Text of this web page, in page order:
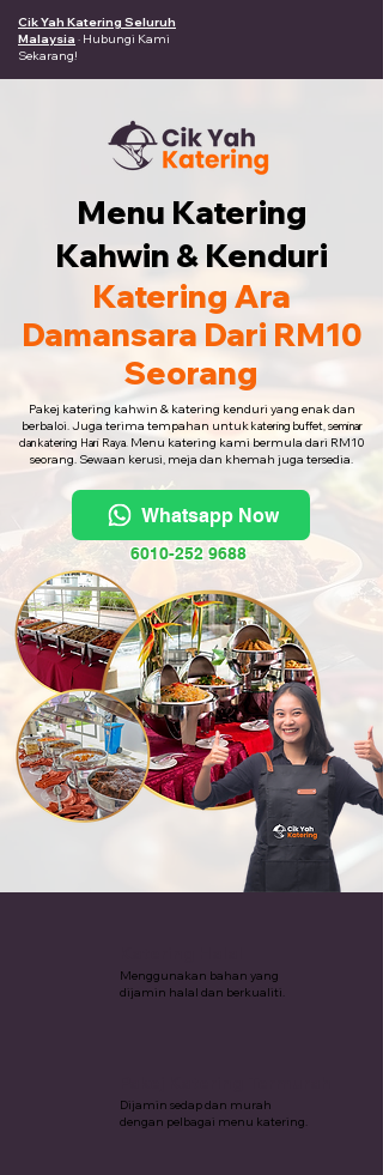
Cik Yah Katering Seluruh
Malaysia · Hubungi Kami
Sekarang!
Menu Katering
Kahwin & Kenduri
Katering Ara
Damansara Dari RM10
Seorang
Pakej katering kahwin & katering kenduri yang enak dan
berbaloi. Juga terima tempahan untukkatering buffet, seminar
dan katering Hari Raya. Menu katering kami bermula dari RM10
seorang. Sewaan kerusi, meja dan khemah juga tersedia.
Whatsapp Now
6010-252 9688
Menggunakan bahan yang
dijamin halal dan berkualiti.
Dijamin sedap dan murah
dengan pelbagai menu katering.